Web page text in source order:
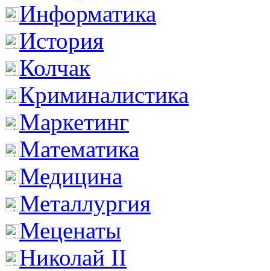
Информатика
История
Колчак
Криминалистика
Маркетинг
Математика
Медицина
Металлургия
Меценаты
Николай II